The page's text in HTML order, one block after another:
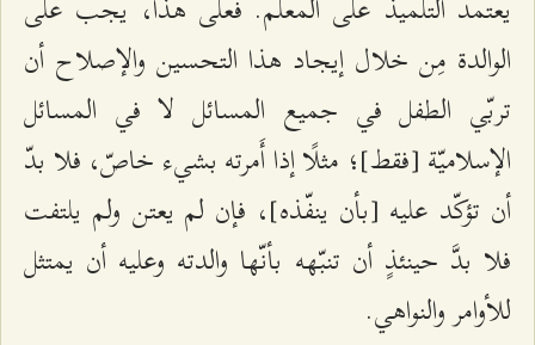
الوالدة مِن خلال إيجاد هذا التحسين والإصلاح أن
تربّي الطفل في جميع المسائل لا في المسائل
الإسلاميّة [فقط]؛ مثلًا إذا أَمرته بشيء خاصّ، فلا بدّ
أن تؤكّد عليه [بأن ينفّذه]، فإن لم يعتن ولم يلتفت
فلا بدَّ حينئذٍ أن تنبّهه بأنّها والدته وعليه أن يمتثل
للأوامر والنواهي.